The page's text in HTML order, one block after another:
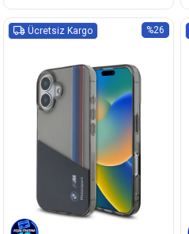
%26
Ücretsiz Kargo